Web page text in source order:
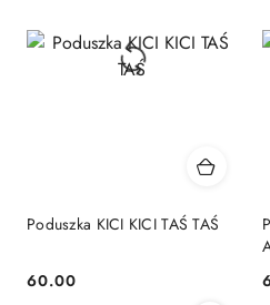
Poduszka KICI KICI TAŚ TAŚ
Cena:
60.00